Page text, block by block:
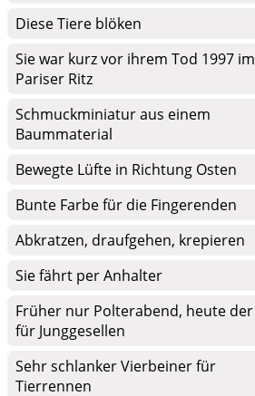
Diese Tiere blöken
Sie war kurz vor ihrem Tod 1997 im
Pariser Ritz
Schmuckminiatur aus einem
Baummaterial
Bewegte Lüfte in Richtung Osten
Bunte Farbe für die Fingerenden
Abkratzen, draufgehen, krepieren
Sie fährt per Anhalter
Früher nur Polterabend, heute der
für Junggesellen
Sehr schlanker Vierbeiner für
Tierrennen